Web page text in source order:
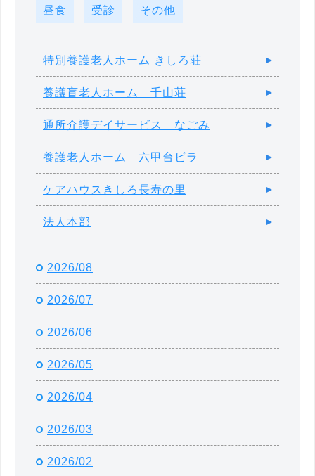
昼食 受診 その他
特別養護老人ホーム きしろ荘
養護盲老人ホーム 千山荘
通所介護デイサービス なごみ
養護老人ホーム 六甲台ビラ
ケアハウスきしろ長寿の里
法人本部
2026/08
2026/07
2026/06
2026/05
2026/04
2026/03
2026/02